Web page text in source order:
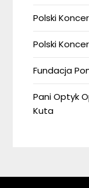
Polski
Polski
Fundacja
Pani Optyk
Kuta